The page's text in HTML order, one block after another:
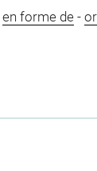
en forme de-